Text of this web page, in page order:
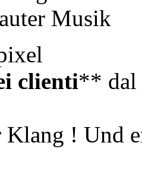
Musik
clienti** dal
Klang ! Und